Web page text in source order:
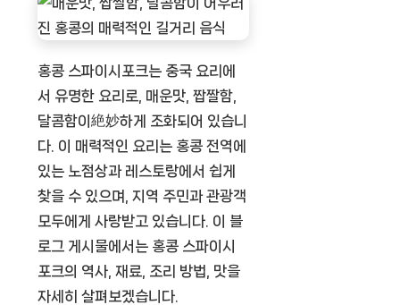
홍콩 스파이시포크는 중국 요리에
서 유명한 요리로, 매운맛, 짭짤함,
달콤함이絶妙하게 조화되어 있습니
다. 이 매력적인 요리는 홍콩 전역에
있는 노점상과 레스토랑에서 쉽게
찾을 수 있으며, 지역 주민과 관광객
모두에게 사랑받고 있습니다. 이 블
로그 게시물에서는 홍콩 스파이시
포크의 역사, 재료, 조리 방법, 맛을
자세히 살펴보겠습니다.